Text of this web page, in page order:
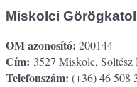
Miskolci
OM azonosító: 200144
Cím: 3527 Miskolc,
Telefonszám: (+36) 46 508